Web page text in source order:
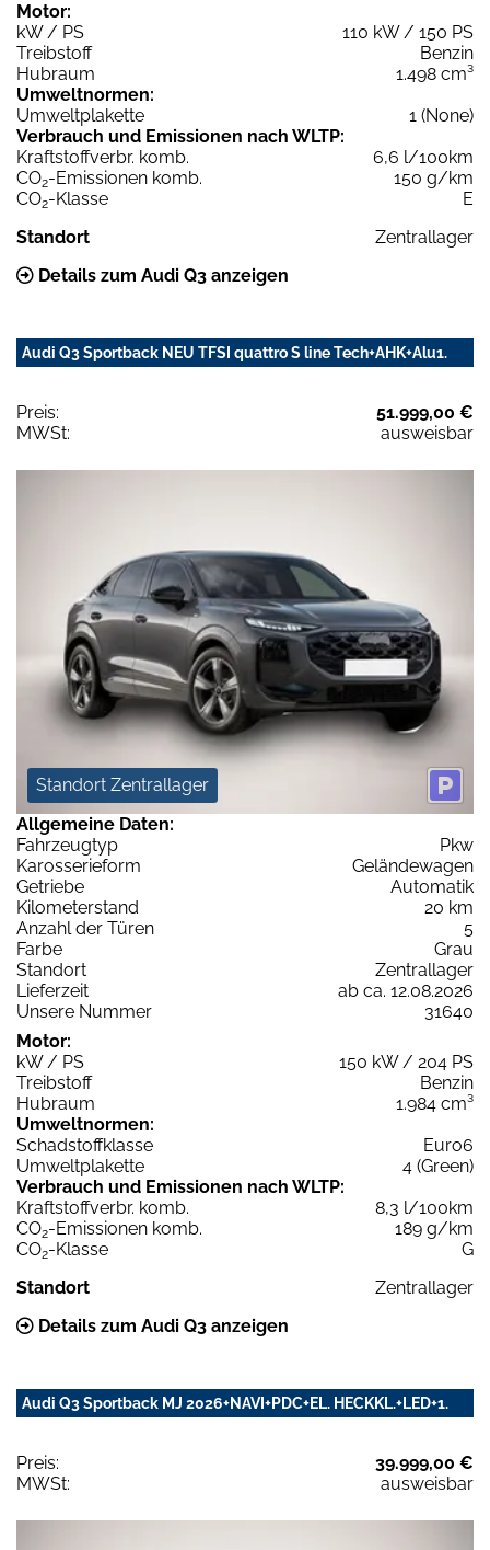
Motor:
kW / PS
110 kW / 150 PS
Treibstoff
Benzin
Hubraum
1.498 cm³
Umweltnormen:
Umweltplakette
1 (None)
Verbrauch und Emissionen nach WLTP:
Kraftstoffverbr. komb.
6,6 l/100km
CO2-Emissionen komb.
150 g/km
CO2-Klasse
E
Standort
Zentrallager
Details zum Audi Q3 anzeigen
Audi Q3 Sportback NEU TFSI quattro S line Tech+AHK+Alu1.
Preis:
51.999,00 €
MWSt:
ausweisbar
Standort Zentrallager
Allgemeine Daten:
Fahrzeugtyp
Pkw
Karosserieform
Geländewagen
Getriebe
Automatik
Kilometerstand
20 km
Anzahl der Türen
5
Farbe
Grau
Standort
Zentrallager
Lieferzeit
ab ca. 12.08.2026
Unsere Nummer
31640
Motor:
kW / PS
150 kW / 204 PS
Treibstoff
Benzin
Hubraum
1.984 cm³
Umweltnormen:
Schadstoffklasse
Euro6
Umweltplakette
4 (Green)
Verbrauch und Emissionen nach WLTP:
Kraftstoffverbr. komb.
8,3 l/100km
CO2-Emissionen komb.
189 g/km
CO2-Klasse
G
Standort
Zentrallager
Details zum Audi Q3 anzeigen
Audi Q3 Sportback MJ 2026+NAVI+PDC+EL. HECKKL.+LED+1.
Preis:
39.999,00 €
MWSt:
ausweisbar